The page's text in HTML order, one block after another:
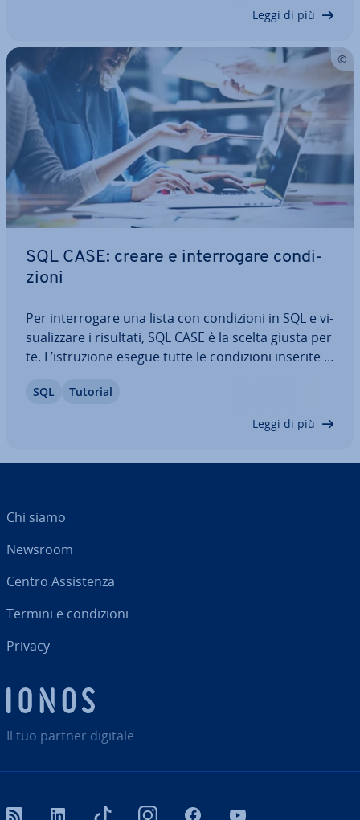
Leggi di più
SQL CASE: creare e in­ter­ro­ga­re con­di­
zio­ni
Per in­ter­ro­ga­re una lista con con­di­zio­ni in SQL e vi­
sua­liz­za­re i risultati, SQL CASE è la scelta giusta per
te. L’istru­zio­ne esegue tutte le con­di­zio­ni inserite e
sod­di­sfat­ti oppure no. Ti spie­ghia­mo come
SQL Tutorial
Leggi di più
Il tuo partner digitale
Chi siamo
Newsroom
Centro As­si­sten­za
Termini e con­di­zio­ni
Privacy
RSS LinkedIn tiktok InstagramFacebook